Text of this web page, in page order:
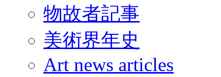
物故者記事
美術界年史
Art news articles